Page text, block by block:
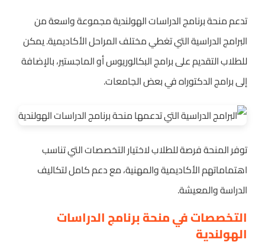
تدعم منحة برنامج الدراسات الهولندية مجموعة واسعة من
البرامج الدراسية التي تغطي مختلف المراحل الأكاديمية. يمكن
للطلاب التقديم على برامج البكالوريوس أو الماجستير، بالإضافة
إلى برامج الدكتوراه في بعض الجامعات.
توفر المنحة فرصة للطلاب لاختيار التخصصات التي تناسب
اهتماماتهم الأكاديمية والمهنية، مع دعم كامل لتكاليف
الدراسة والمعيشة.
التخصصات في منحة برنامج الدراسات
الهولندية